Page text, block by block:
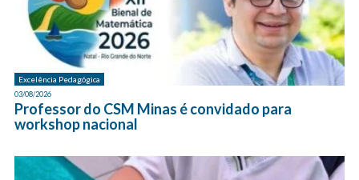
Excelência Pedagógica
03/08/2026
Professor do CSM Minas é convidado para
workshop nacional